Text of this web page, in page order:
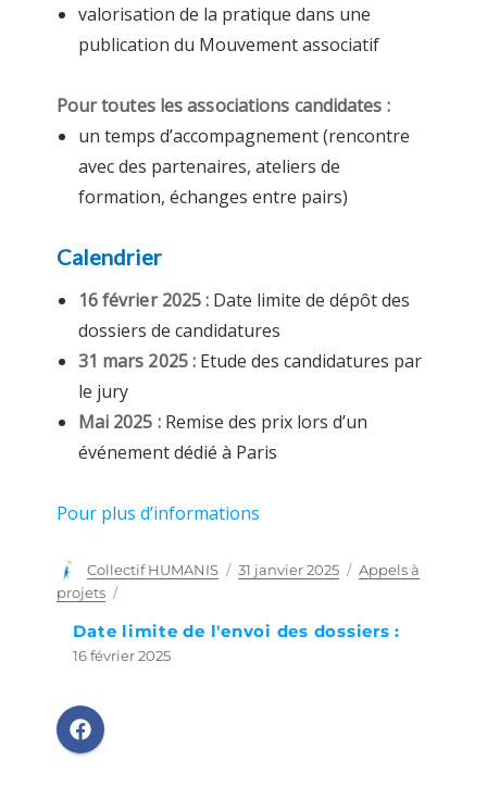
valorisation de la pratique dans une
publication du Mouvement associatif
Pour toutes les associations candidates :
un temps d’accompagnement (rencontre
avec des partenaires, ateliers de
formation, échanges entre pairs)
Calendrier
16 février 2025 : Date limite de dépôt des
dossiers de candidatures
31 mars 2025 : Etude des candidatures par
le jury
Mai 2025 :Remise des prix lors d’un
événement dédié à Paris
Pour plus d’informations
Auteur
Collectif HUMANIS
Publié
31 janvier 2025 Catégories
Appels à
projets
Date limite de l'envoi des dossiers :
16 février 2025